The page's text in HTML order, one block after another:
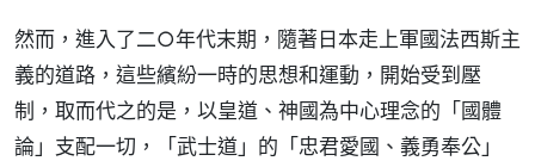
然而，進入了二○年代末期，隨著日本走上軍國法西斯主
義的道路，這些繽紛一時的思想和運動，開始受到壓
制，取而代之的是，以皇道、神國為中心理念的「國體
論」支配一切，「武士道」的「忠君愛國、義勇奉公」